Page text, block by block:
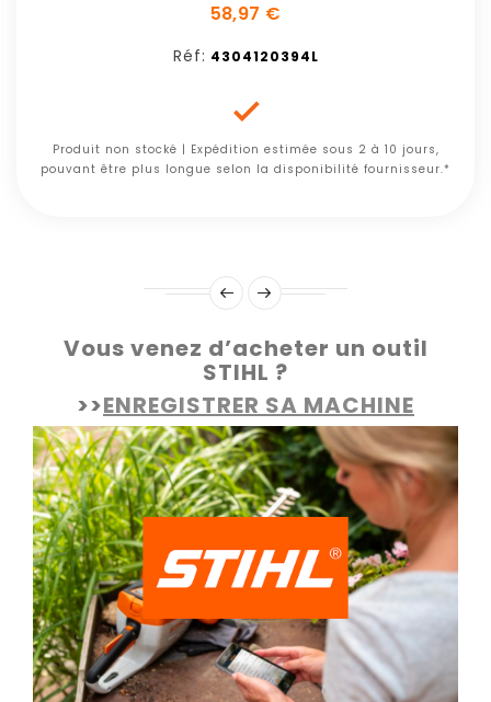
58,97 €
Réf: 4304120394L

Produit non stocké | Expédition estimée sous 2 à 10 jours,
pouvant être plus longue selon la disponibilité fournisseur.*
Vous venez d’acheter un outil
STIHL ?
>>ENREGISTRER SA MACHINE